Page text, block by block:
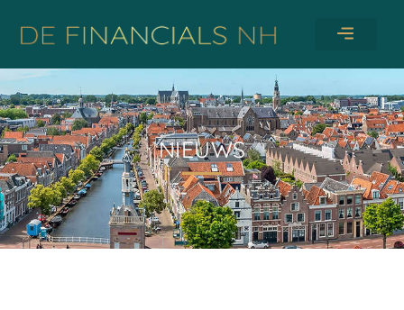
NIEUWS